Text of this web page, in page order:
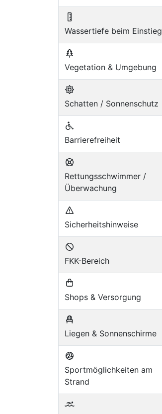
Wassertiefe beim Einstieg
Vegetation & Umgebung
Schatten / Sonnenschutz
Barrierefreiheit
Rettungsschwimmer /
Überwachung
Sicherheitshinweise
FKK-Bereich
Shops & Versorgung
Liegen & Sonnenschirme
Sportmöglichkeiten am
Strand